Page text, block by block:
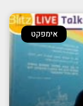
אימפקט